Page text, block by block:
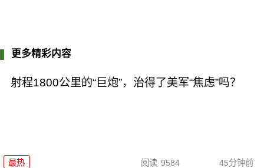
更多精彩内容
射程1800公里的“巨炮”，治得了美军“焦虑”吗？
最热 阅读 9584 45分钟前